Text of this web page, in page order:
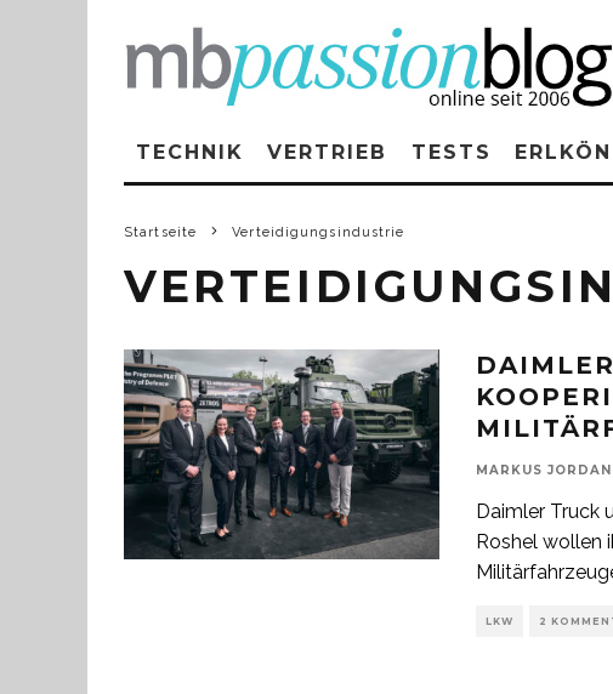
TECHNIK VERTRIEB TESTS
Startseite Verteidigungsindustrie
MARKUS JORDAN
Daimler Truck
Roshel wollen
LKW 2